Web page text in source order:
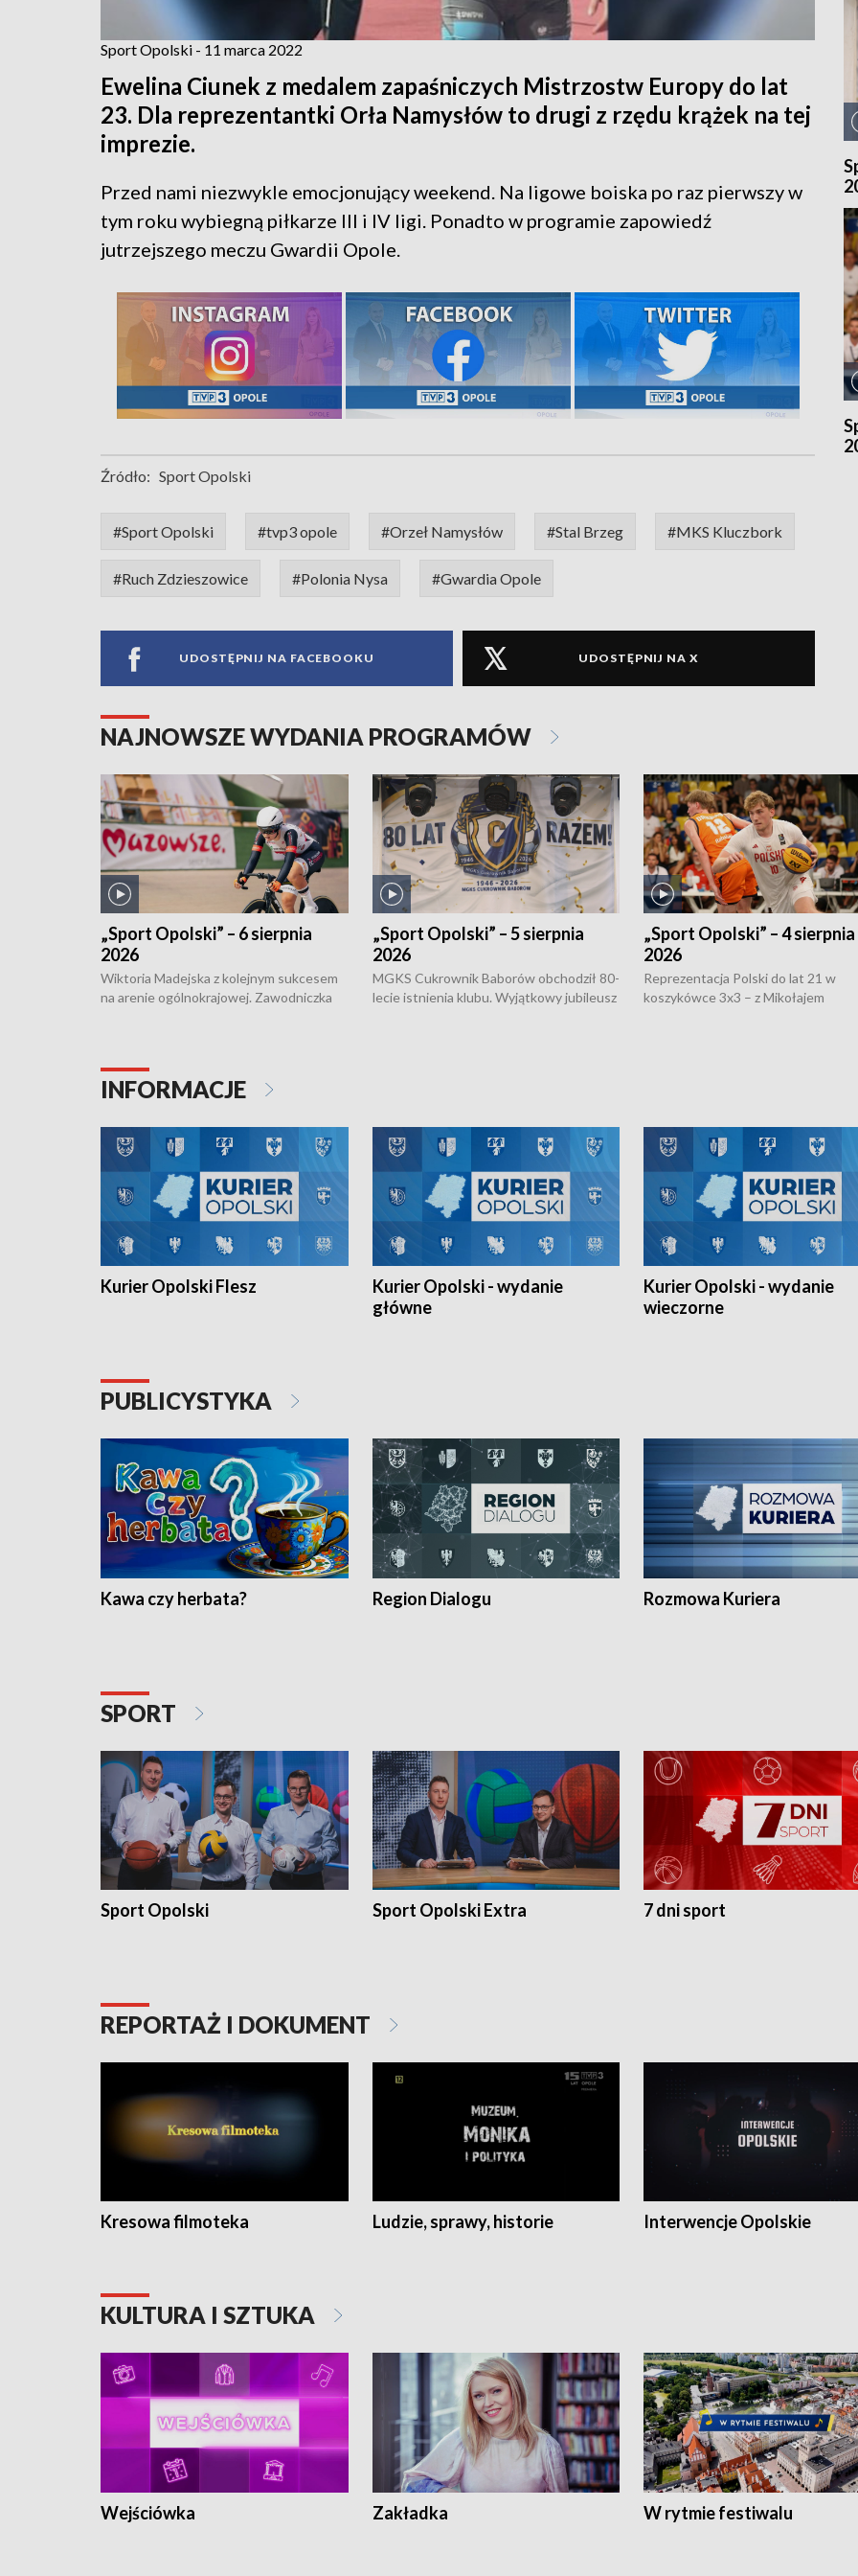
Sport Opolski - 11 marca 2022
Ewelina Ciunek z medalem zapaśniczych Mistrzostw Europy do lat
23. Dla reprezentantki Orła Namysłów to drugi z rzędu krążek na tej
imprezie.
Przed nami niezwykle emocjonujący weekend. Na ligowe boiska po raz pierwszy w
tym roku wybiegną piłkarze III i IV ligi. Ponadto w programie zapowiedź
jutrzejszego meczu Gwardii Opole.
Źródło: Sport Opolski
#Sport Opolski #tvp3 opole #Orzeł Namysłów #Stal Brzeg #MKS Kluczbork
#Ruch Zdzieszowice #Polonia Nysa #Gwardia Opole
UDOSTĘPNIJ NA FACEBOOKU UDOSTĘPNIJ NA X
NAJNOWSZE WYDANIA PROGRAMÓW
„Sport Opolski” – 6 sierpnia
2026
Wiktoria Madejska z kolejnym sukcesem
na arenie ogólnokrajowej. Zawodniczka
torowym.
„Sport Opolski” – 5 sierpnia
2026
MGKS Cukrownik Baborów obchodził 80-
lecie istnienia klubu. Wyjątkowy jubileusz
„Sport Opolski” – 4 sierpnia
2026
Reprezentacja Polski do lat 21 w
koszykówce 3x3 – z Mikołajem
INFORMACJE
Kurier Opolski Flesz
Kurier Opolski - wydanie
główne
Kurier Opolski - wydanie
wieczorne
PUBLICYSTYKA
Kawa czy herbata? Region Dialogu Rozmowa Kuriera
SPORT
Sport Opolski Sport Opolski Extra 7 dni sport
REPORTAŻ I DOKUMENT
Kresowa filmoteka Ludzie, sprawy, historie Interwencje Opolskie
KULTURA I SZTUKA
Wejściówka Zakładka W rytmie festiwalu